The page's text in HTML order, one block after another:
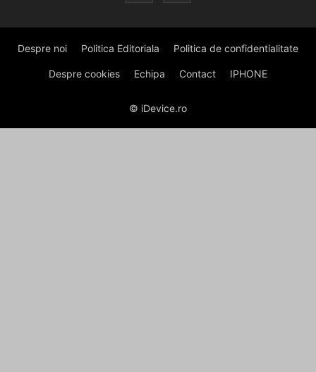
Despre noi Politica Editoriala Politica de confidentialitate
Despre cookies Echipa Contact IPHONE
© iDevice.ro